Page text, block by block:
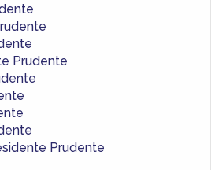
Prudente
Prudente